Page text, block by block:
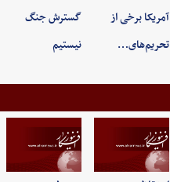
آمریکا برخی از
تحریم‌های…
گسترش جنگ
نیستیم